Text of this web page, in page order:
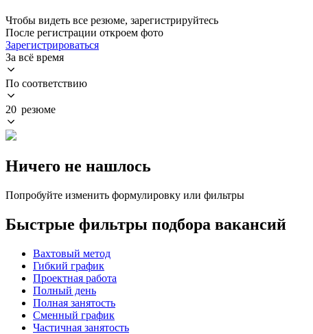
Чтобы видеть все резюме, зарегистрируйтесь
После регистрации откроем фото
Зарегистрироваться
За всё время
По соответствию
20 резюме
Ничего не нашлось
Попробуйте изменить формулировку или фильтры
Быстрые фильтры подбора вакансий
Вахтовый метод
Гибкий график
Проектная работа
Полный день
Полная занятость
Сменный график
Частичная занятость